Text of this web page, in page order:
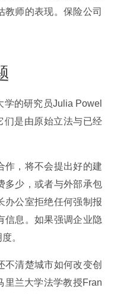
教师的表现。保险公司
的研究员Julia Powel
们是由原始立法与已经
作，将不会提出好的建
多少，或者与外部承包
办公室拒绝任何强制报
信息。如果强调企业隐
。
清楚城市如何改变创
里兰大学法学教授Fran